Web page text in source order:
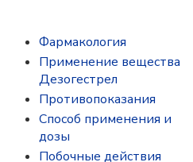
Фармакология
Применение вещества
Дезогестрел
Противопоказания
Способ применения и
дозы
Побочные действия